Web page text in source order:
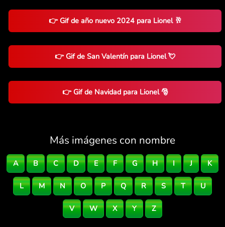
👉 Gif de año nuevo 2024 para Lionel 🥂
👉 Gif de San Valentín para Lionel 💘
👉 Gif de Navidad para Lionel 🎅
Más imágenes con nombre
A B C D E F G H I J K
L M N O P Q R S T U
V W X Y Z